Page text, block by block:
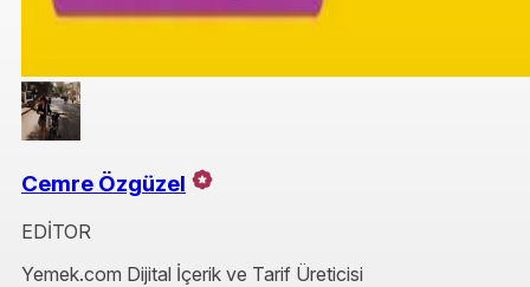
Cemre Özgüzel
EDİTOR
Yemek.com Dijital İçerik ve Tarif Üreticisi